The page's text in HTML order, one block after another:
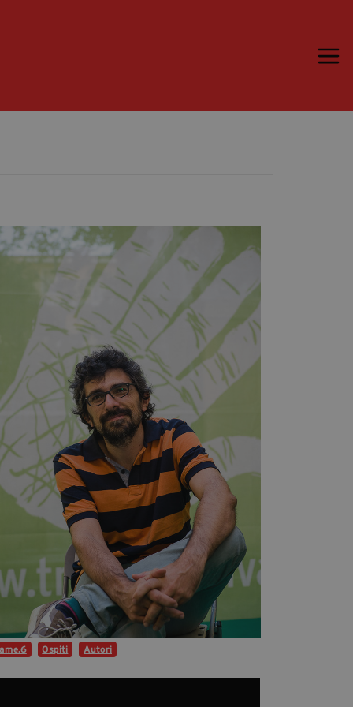
Ospiti
News & Kit
Accrediti Stampa
Cartella Stampa
Rassegna Stampa
Partecipa
Diventa Partner
Dona
Fondazione Trame
Chi Siamo
Civico Trame
#Trameascuola
Visioni Civiche
Mostra 3D - Visioni Civiche
Il Diritto di Essere
Archivio Storico
Contatti
Ospiti Autori